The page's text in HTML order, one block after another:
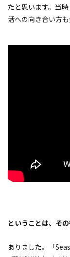
たと思います。当
活への向き合い方も
――ということは、
ありました。「